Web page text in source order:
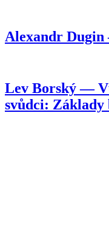
Alexandr
Lev Borský —
svůdci: